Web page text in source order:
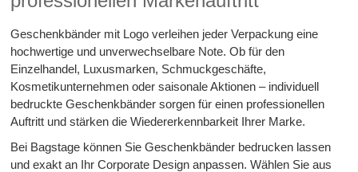
Geschenkbänder mit Logo verleihen jeder Verpackung eine
hochwertige und unverwechselbare Note. Ob für den
Einzelhandel, Luxusmarken, Schmuckgeschäfte,
Kosmetikunternehmen oder saisonale Aktionen – individuell
bedruckte Geschenkbänder sorgen für einen professionellen
Auftritt und stärken die Wiedererkennbarkeit Ihrer Marke.
Bei Bagstage können Sie Geschenkbänder bedrucken lassen
und exakt an Ihr Corporate Design anpassen. Wählen Sie aus